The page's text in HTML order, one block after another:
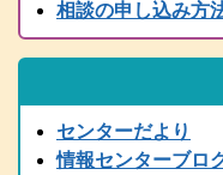
2025.02.07
令和７年度 難聴者向け
年末年始は、１２/２９～
2024.11.13
行政職員向け防災学習会
相談の申し込み方
センターだより
情報センターブロ